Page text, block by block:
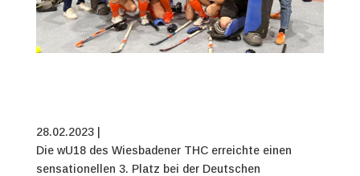
28.02.2023 |
Die wU18 des Wiesbadener THC erreichte einen
sensationellen 3. Platz bei der Deutschen